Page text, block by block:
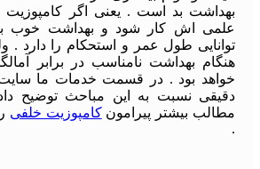
بهداشت بد است . یعنی اگر
علمی اش کار شود و بهداشت خوب
توانایی طول عمر و استحکام را دارد .
هنگام بهداشت نامناسب در برابر
خواهد بود . در قسمت خدمات ما
دقیقی نسبت به این مباحث توضیح
مطالب بیشتر پیرامونکامپوزیت خلفی
.